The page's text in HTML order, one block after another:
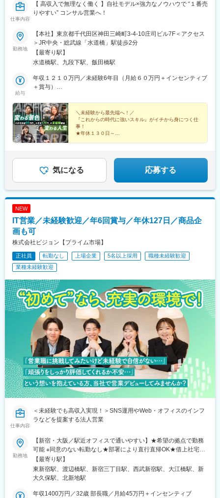
仕事内容
【 高収入で無理なく働く 】自社モデル×強力なノウハウで “１番売
りやすい” コンサル営業へ！
勤務地
【本社】東京都千代田区神田三崎町3-4-10庄司ビル7F＜アクセス
＞JR中央・総武線「水道橋」駅徒歩2分
【最寄り駅】
水道橋駅、九段下駅、飯田橋駅
給与
年収１２１０万円／未経験6年目（月給６０万円＋インセンティブ
＋賞与）
＋賞与）
＼未経験から最先端へ！／
『これからの時代に強いスキル』がイチから身につく仕
事！
★年休１３０日～
★転勤なし＆土日祝休み
☆スタートアップメンバー募集！
気になる 応募する
NEW
IT営業／未経験歓迎／年6回賞与／年休127日／商品企
画も可
株式会社ビジョン【プライム市場】
正社員 転勤なし 上場企業 5名以上採用
職種未経験歓迎
業種未経験歓迎
仕事内容
＜未経験でも高収入実現！＞SNS運用やWeb・オフィスのインフ
ラなどを提案する法人営業
勤務地
【新宿・大阪／駅近オフィスで通いやすい】★希望の拠点で勤務
可能 ※同意のない転勤なし★部署により直行直帰OK★借上社宅／
U・Iターン支援あり！★受動喫煙対策：執務スペース全面禁煙
（喫煙専用室あり）＝＝＝■新宿／東京都新宿区 ※首都圏ではま
ず新宿営業所での勤務となります＜アクセス＞・東新宿駅より徒
宿駅より徒歩10分■関西／大阪市北区＜アクセス＞・渡辺橋駅よ
【最寄り駅】
東新宿駅、渡辺橋駅、新宿三丁目駅、西武新宿駅、大江橋駅、新
大久保駅、北新地駅
年収1400万円／32歳 部長職／月給45万円＋インセンティブ